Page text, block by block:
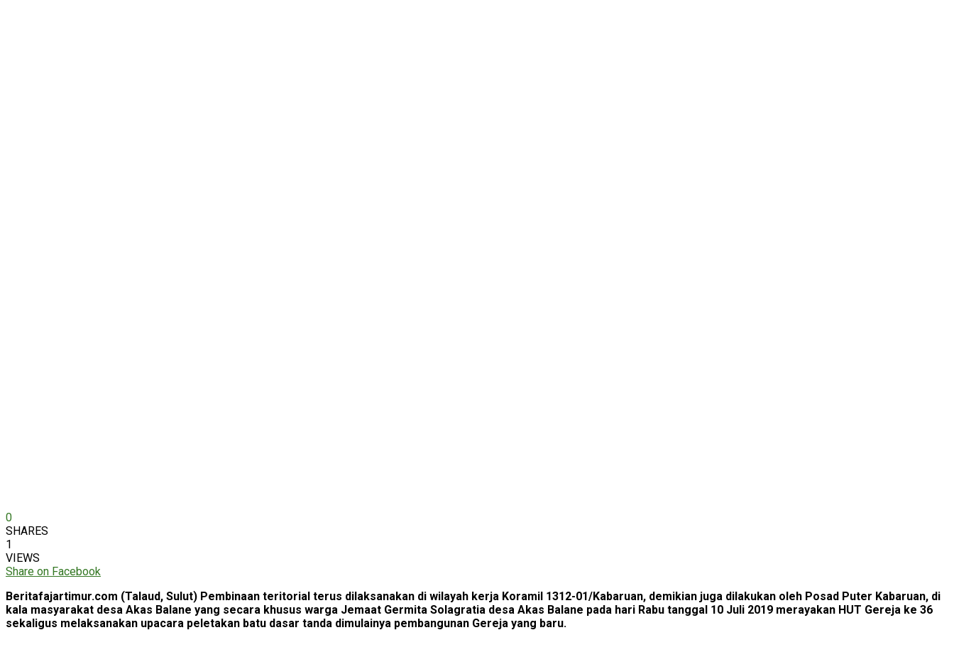
0
SHARES
1
VIEWS
Share on Facebook
Beritafajartimur.com (Talaud, Sulut) Pembinaan teritorial terus dilaksanakan di wilayah kerja Koramil 1312-01/Kabaruan, demikian juga dilakukan oleh Posad Puter Kabaruan, di
kala masyarakat desa Akas Balane yang secara khusus warga Jemaat Germita Solagratia desa Akas Balane pada hari Rabu tanggal 10 Juli 2019 merayakan HUT Gereja ke 36
sekaligus melaksanakan upacara peletakan batu dasar tanda dimulainya pembangunan Gereja yang baru.